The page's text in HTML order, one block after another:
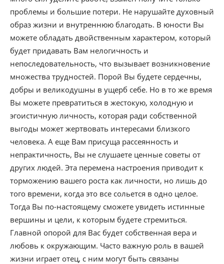
проблемы и большие потери. Не нарушайте духовный
образ жизни и внутреннюю благодать. В юности Вы
можете обладать двойственным характером, который
будет придавать Вам нелогичность и
непоследовательность, что вызывает возникновение
множества трудностей. Порой Вы будете сердечны,
добры и великодушны в ущерб себе. Но в то же время
Вы можете превратиться в жестокую, холодную и
эгоистичную личность, которая ради собственной
выгоды может жертвовать интересами близкого
человека. А еще Вам присуща рассеянность и
непрактичность, Вы не слушаете ценные советы от
других людей. Эта перемена настроения приводит к
торможению вашего роста как личности, но лишь до
того времени, когда это все сольется в одно целое.
Тогда Вы по-настоящему сможете увидеть истинные
вершины и цели, к которым будете стремиться.
Главной опорой для Вас будет собственная вера и
любовь к окружающим. Часто важную роль в вашей
жизни играет отец, с ним могут быть связаны